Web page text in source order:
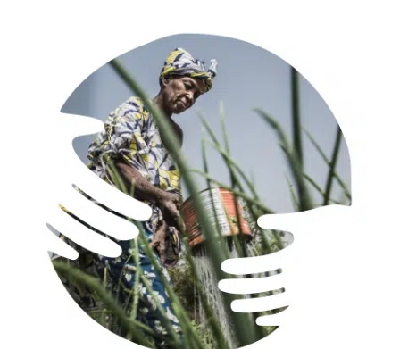
La revue Responsables